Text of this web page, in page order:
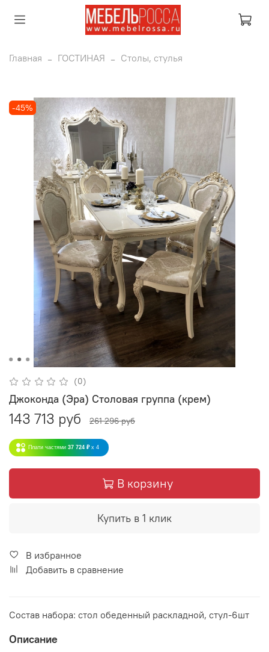
Главная ГОСТИНАЯ Столы, стулья
-45%
(0)
Джоконда (Эра) Столовая группа (крем)
143 713 руб 261 296 руб
Плати частями 37 724 ₽ x 4
В корзину
Купить в 1 клик
В избранное
Добавить в сравнение
Состав набора: стол обеденный раскладной, стул-6шт
Описание